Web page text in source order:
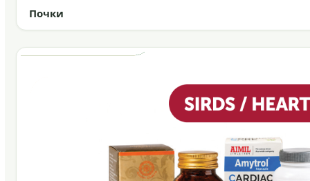
Почки